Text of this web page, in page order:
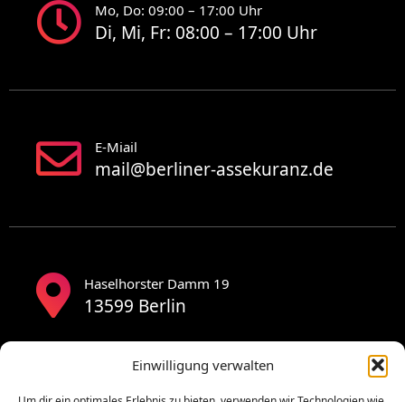
Einwilligung verwalten
Mo, Do: 09:00 – 17:00 Uhr
Di, Mi, Fr: 08:00 – 17:00 Uhr
E-Miail
mail@berliner-assekuranz.de
Haselhorster Damm 19
13599 Berlin